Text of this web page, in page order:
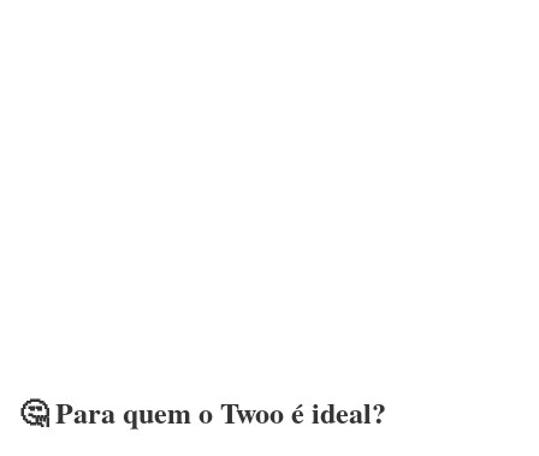
🤔 Para quem o Twoo é ideal?